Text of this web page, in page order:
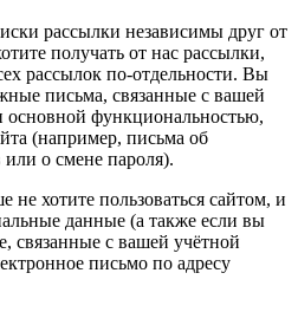
рассылки независимы друг от
получать от нас рассылки,
рассылок по-отдельности. Вы
письма, связанные с вашей
основной функциональностью,
(например, письма об
или о смене пароля).
хотите пользоваться сайтом, и
данные (а также если вы
связанные с вашей учётной
письмо по адресу